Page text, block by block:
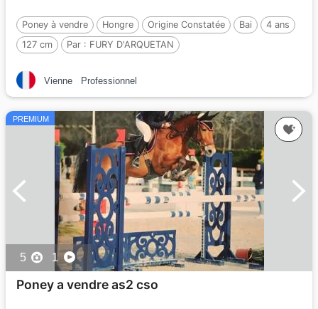
Poney à vendre Hongre Origine Constatée Bai
4 ans
127 cm
Par : FURY D'ARQUETAN
Vienne Professionnel
PREMIUM
5 1
Poney a vendre as2 cso